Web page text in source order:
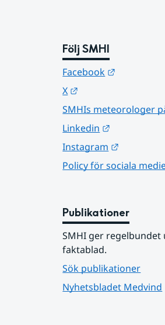
Följ SMHI
Facebook
X
SMHIs meteorologer
Linkedin
Instagram
Policy för sociala
Publikationer
SMHI ger
faktablad.
Sök publikationer
Nyhetsbladet Medvind